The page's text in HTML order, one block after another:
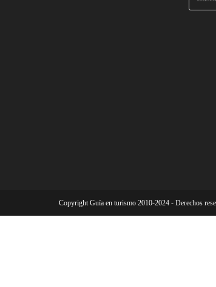
Copyright Guía en turismo 2010-2024 - Derechos